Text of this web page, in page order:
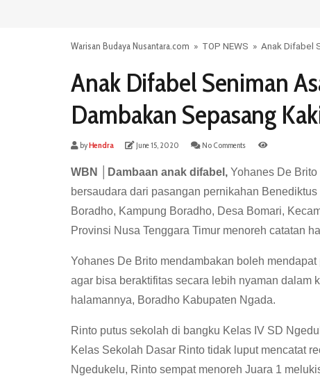
Warisan Budaya Nusantara.com » TOP NEWS » Anak Difabel
Anak Difabel Seniman
Dambakan Sepasang
byHendra June 15, 2020 No Comments
WBN │Dambaan anak difabel, Yohanes De
bersaudara dari pasangan pernikahan
Boradho, Kampung Boradho, Desa Bomari,
Provinsi Nusa Tenggara Timur menoreh catatan
Yohanes De Brito mendambakan boleh
agar bisa beraktifitas secara lebih nyaman dalam
halamannya, Boradho Kabupaten Ngada.
Rinto putus sekolah di bangku Kelas IV SD
Kelas Sekolah Dasar Rinto tidak luput mencatat
Ngedukelu, Rinto sempat menoreh Juara 1